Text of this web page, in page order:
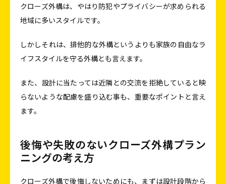
クローズ外構は、やはり防犯やプライバシーが求められる
地域に多いスタイルです。
しかしそれは、排他的な外構というよりも家族の自由なラ
イフスタイルを守る外構とも言えます。
また、設計に当たっては近隣との交流を拒絶していると映
らないような配慮を盛り込む事も、重要なポイントと言え
ます。
後悔や失敗のないクローズ外構プラン
ニングの考え方
クローズ外構で後悔しないためにも、まずは設計段階から